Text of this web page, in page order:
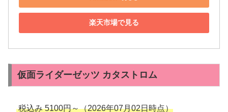
楽天市場で見る
仮面ライダーゼッツ カタストロム
税込み 5100円～（2026年07月02日時点）